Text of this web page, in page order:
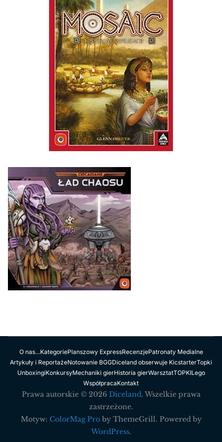
O nas…KategoriePlanszowy ExpressRecenzjePatronaty Medialne
Artykuły i ReportażeNotowanie BGGDiceland obserwuje KicstarterTopki
UnboxingiKonkursyMechaniki gierHistoria gierWarsztatTOPKILego
WspółpracaKontakt
Prawa autorskie © 2026 Diceland. Wszelkie prawa
zastrzeżone.
Motyw: ColorMag Proby ThemeGrill. Powered by
WordPress.